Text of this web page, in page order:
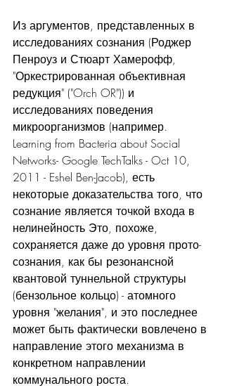
Из аргументов, представленных в
исследованиях сознания (Роджер
Пенроуз и Стюарт Хамерофф,
"Оркестрированная объективная
редукция" ("Orch OR")) и
исследованиях поведения
микроорганизмов (например.
Learning from Bacteria about Social
Networks- Google TechTalks - Oct 10,
2011 - Eshel Ben-Jacob), есть
некоторые доказательства того, что
сознание является точкой входа в
нелинейность Это, похоже,
сохраняется даже до уровня прото-
сознания, как бы резонансной
квантовой туннельной структуры
(бензольное кольцо) - атомного
уровня "желания", и это последнее
может быть фактически вовлечено в
направление этого механизма в
конкретном направлении
коммунального роста.